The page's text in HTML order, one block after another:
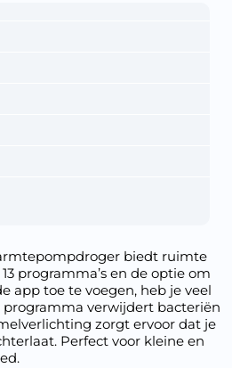
biedt ruimte
programma’s en de optie om
app toe te voegen, heb je veel
verwijdert bacteriën
zorgt ervoor dat je
Perfect voor kleine en